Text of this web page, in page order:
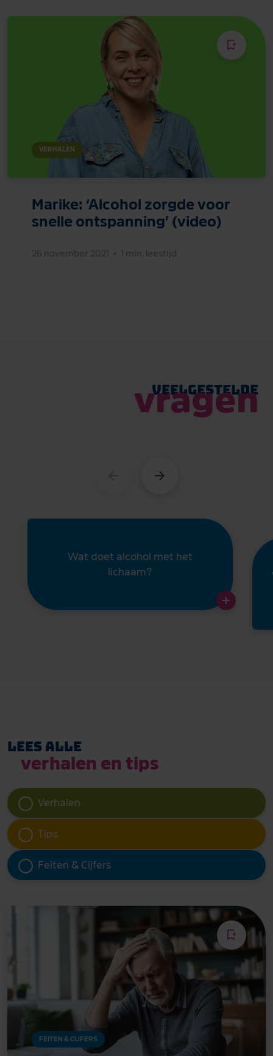
VERHALEN
Marike: ‘Alcohol zorgde voor
snelle ontspanning’ (video)
26 november 2021 • 1 min. leestijd
Veelgestelde
vragen
Wat doet alcohol met het
lichaam?
Lees alle
verhalen en tips
Verhalen
Tips
Feiten & Cijfers
FEITEN & CIJFERS